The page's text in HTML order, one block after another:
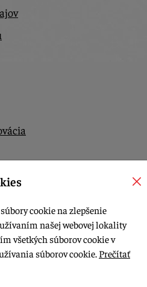
všetky práva vyhradené.
cookie na zlepšenie
našej webovej lokality
všetkých súborov cookie v
súborov cookie. Prečítať